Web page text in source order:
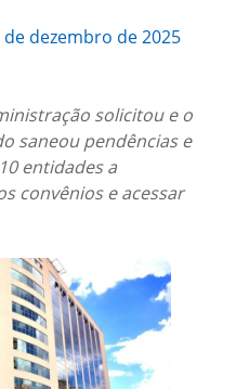
de dezembro de 2025
solicitou e o
saneou pendências e
entidades a
convênios e acessar